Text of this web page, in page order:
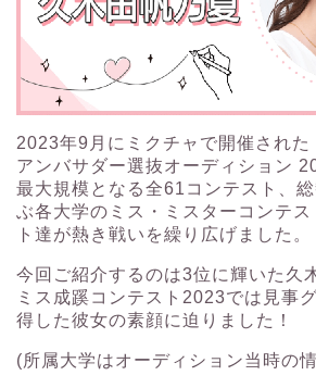
2023年9月にミクチャで開催され
アンバサダー選抜オーディション
最大規模となる全61コンテスト、
ぶ各大学のミス・ミスターコンテス
ト達が熱き戦いを繰り広げました。
今回ご紹介するのは3位に輝いた 久
ミス成蹊コンテスト2023では見事
得した彼女の素顔に迫りました！
(所属大学はオーディション当時の